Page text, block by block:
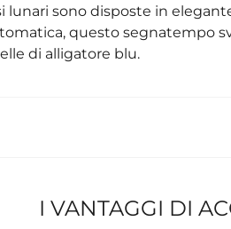
lunari sono disposte in
questo segnatempo
di alligatore blu.
I VANTAGGI DI